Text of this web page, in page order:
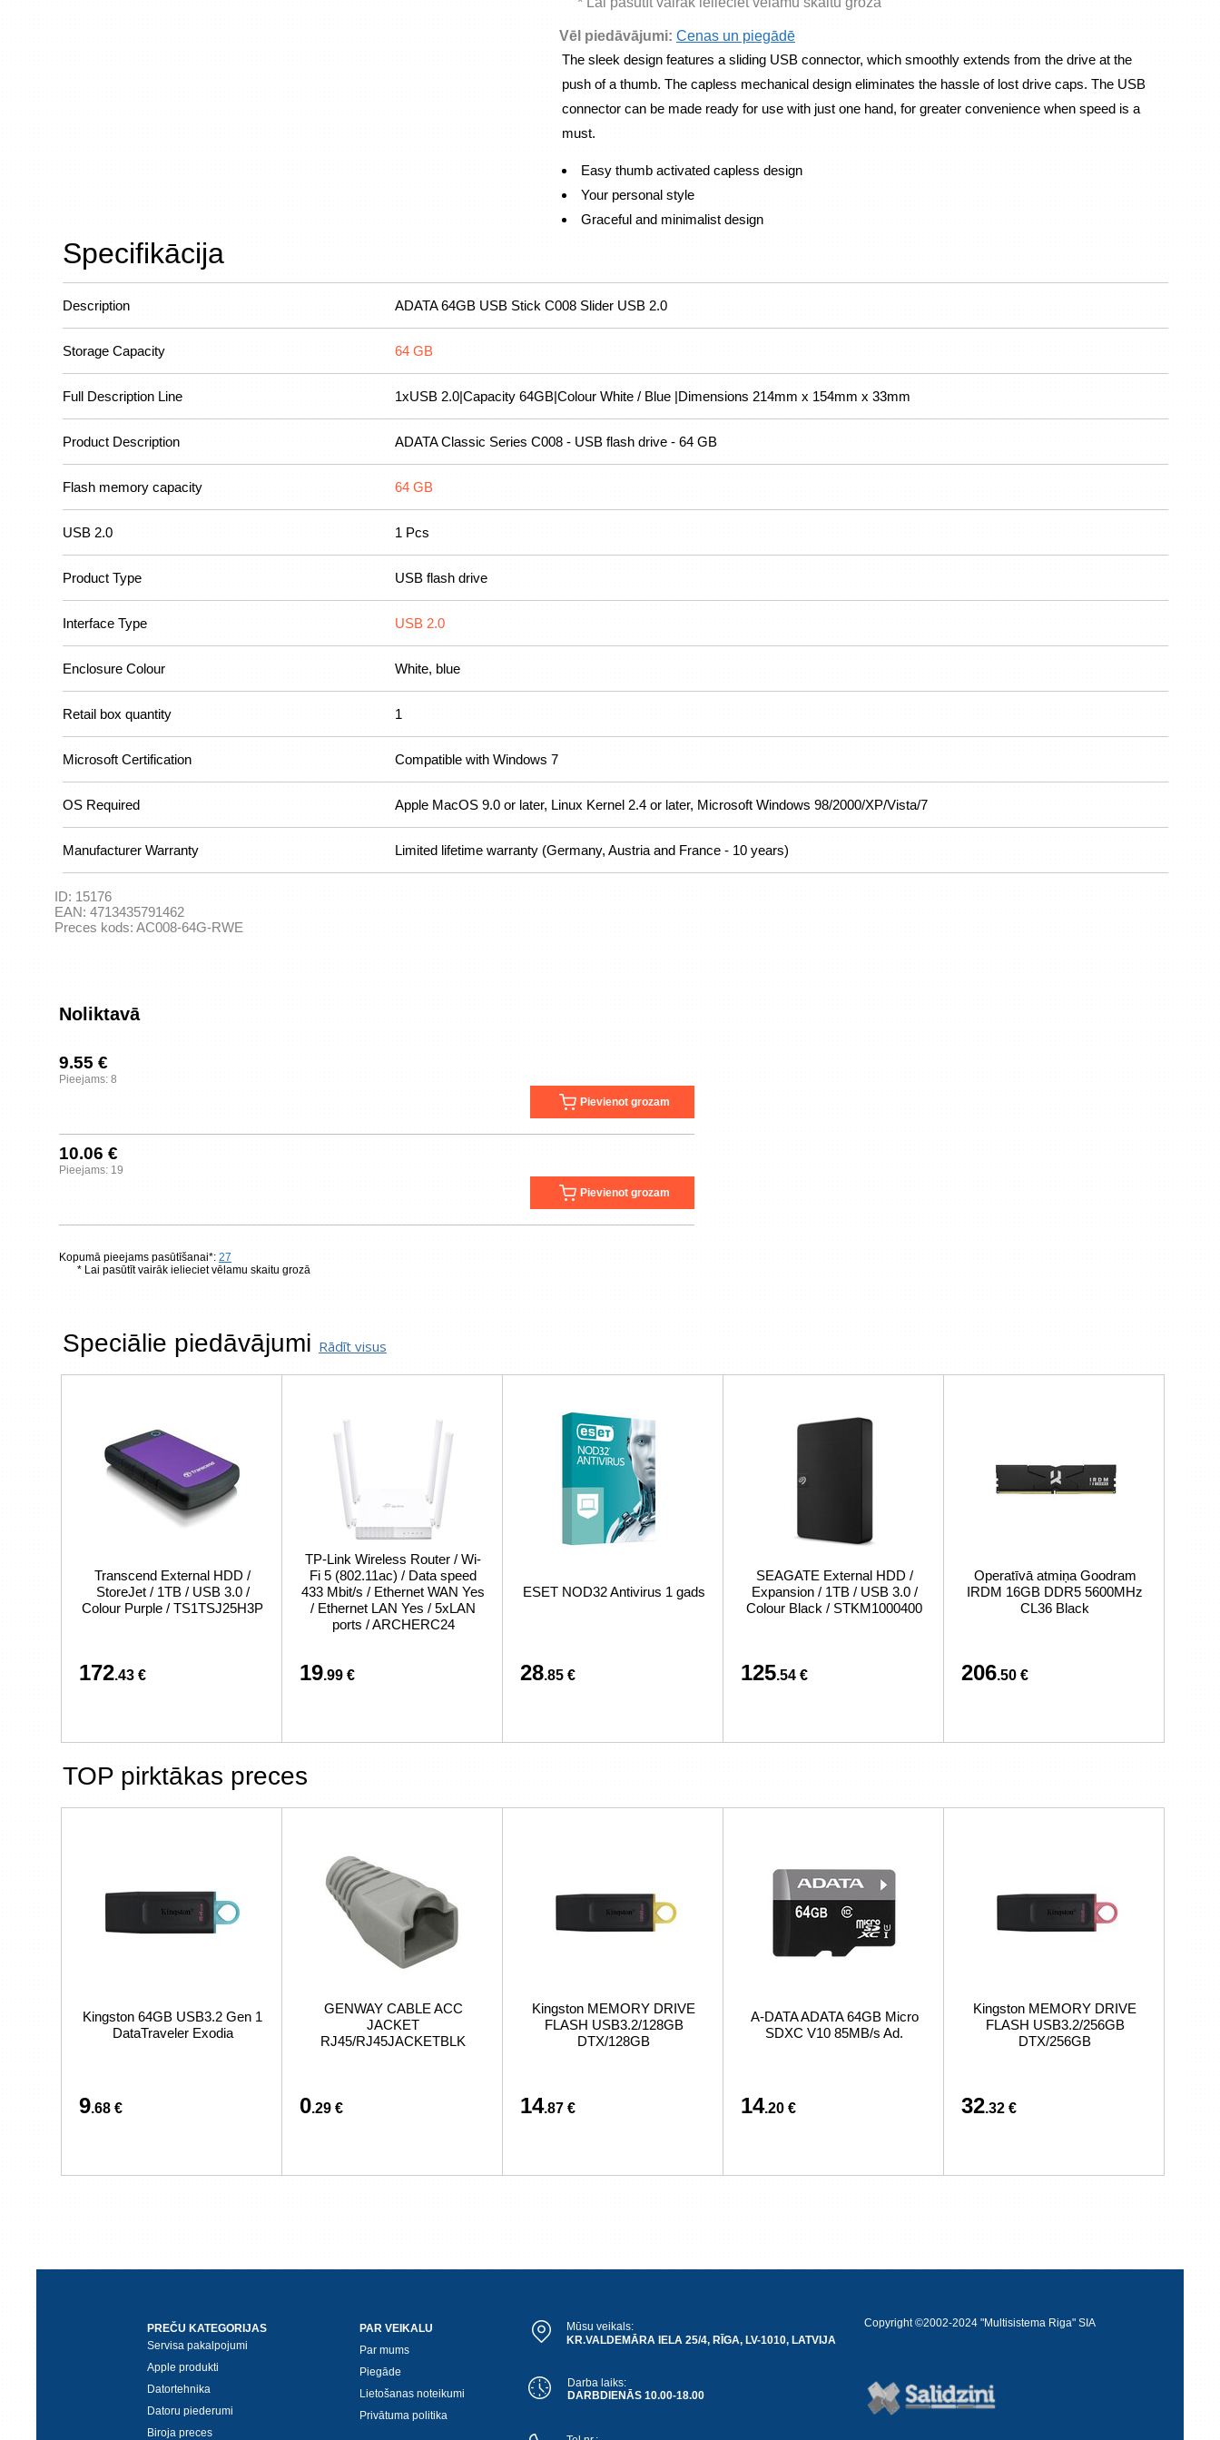
Vēl piedāvājumi: Cenas un piegādē
The sleek design features a sliding USB connector, which smoothly extends from the drive at the
push of a thumb. The capless mechanical design eliminates the hassle of lost drive caps. The USB
connector can be made ready for use with just one hand, for greater convenience when speed is a
must.
Easy thumb activated capless design
Your personal style
Graceful and minimalist design
Specifikācija
Description ADATA 64GB USB Stick C008 Slider USB 2.0
Storage Capacity 64 GB
Full Description Line 1xUSB 2.0|Capacity 64GB|Colour White / Blue |Dimensions 214mm x 154mm x 33mm
Product Description ADATA Classic Series C008 - USB flash drive - 64 GB
Flash memory capacity 64 GB
USB 2.0 1 Pcs
Product Type USB flash drive
Interface Type USB 2.0
Enclosure Colour White, blue
Retail box quantity 1
Microsoft Certification Compatible with Windows 7
OS Required Apple MacOS 9.0 or later, Linux Kernel 2.4 or later, Microsoft Windows 98/2000/XP/Vista/7
Manufacturer Warranty Limited lifetime warranty (Germany, Austria and France - 10 years)
ID: 15176
EAN: 4713435791462
Preces kods: AC008-64G-RWE
Noliktavā
9.55 €
Pieejams: 8
Pievienot grozam
10.06 €
Pieejams: 19
Pievienot grozam
Kopumā pieejams pasūtīšanai*: 27
* Lai pasūtīt vairāk ielieciet vēlamu skaitu grozā
Speciālie piedāvājumi Rādīt visus
Transcend External HDD /
StoreJet / 1TB / USB 3.0 /
Colour Purple / TS1TSJ25H3P
172.43 €
TP-Link Wireless Router / Wi-
Fi 5 (802.11ac) / Data speed
433 Mbit/s / Ethernet WAN Yes
/ Ethernet LAN Yes / 5xLAN
ports / ARCHERC24
19.99 €
ESET NOD32 Antivirus 1 gads
28.85 €
SEAGATE External HDD /
Expansion / 1TB / USB 3.0 /
Colour Black / STKM1000400
125.54 €
Operatīvā atmiņa Goodram
IRDM 16GB DDR5 5600MHz
CL36 Black
206.50 €
TOP pirktākas preces
Kingston 64GB USB3.2 Gen 1
DataTraveler Exodia
9.68 €
GENWAY CABLE ACC
JACKET
RJ45/RJ45JACKETBLK
0.29 €
Kingston MEMORY DRIVE
FLASH USB3.2/128GB
DTX/128GB
14.87 €
A-DATA ADATA 64GB Micro
SDXC V10 85MB/s Ad.
14.20 €
Kingston MEMORY DRIVE
FLASH USB3.2/256GB
DTX/256GB
32.32 €
PREČU KATEGORIJAS
Servisa pakalpojumi
Apple produkti
Datortehnika
Datoru piederumi
Biroja preces
PAR VEIKALU
Par mums
Piegāde
Lietošanas noteikumi
Privātuma politika
Mūsu veikals:
KR.VALDEMĀRA IELA 25/4, RĪGA, LV-1010, LATVIJA
Darba laiks:
DARBDIENĀS 10.00-18.00
Copyright ©2002-2024 "Multisistema Riga" SIA